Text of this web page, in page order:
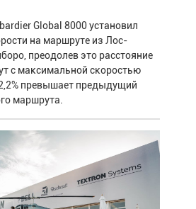
Global 8000 установил
на маршруте из Лос-
преодолев это расстояние
с максимальной скоростью
превышает предыдущий
маршрута.